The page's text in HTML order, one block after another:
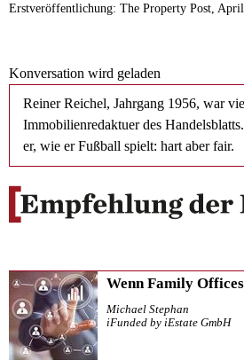
Erstveröffentlichung: The Property Post,
Konversation wird geladen
Reiner Reichel, Jahrgang 1956, war
Immobilienredaktuer des
er, wie er Fußball spielt: hart aber fair.
Wenn Family
Michael Stephan
iFunded by iEstate GmbH